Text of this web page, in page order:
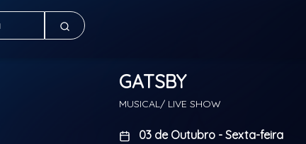
GATSBY
MUSICAL/ LIVE SHOW
03 de Outubro - Sexta-feira